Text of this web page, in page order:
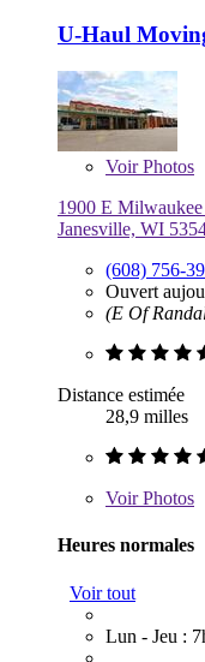
U-Haul
VoirPhotos
1900 E
Janesville, WI
(608) 756-
Ouvert
(E Of
Distance estimée
28,9 milles
VoirPhotos
Heures normales
Voir tout
Lun - Jeu :